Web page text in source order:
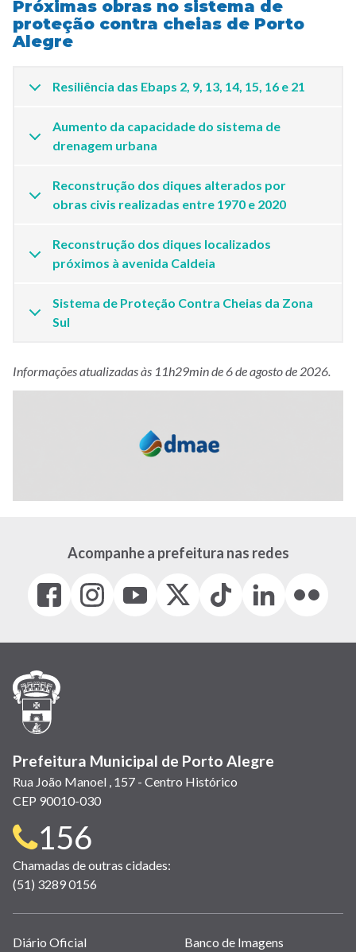
Próximas obras no sistema de
proteção contra cheias de Porto
Alegre
Resiliência das Ebaps 2, 9, 13, 14, 15, 16 e 21
Aumento da capacidade do sistema de
drenagem urbana
Reconstrução dos diques alterados por
obras civis realizadas entre 1970 e 2020
Reconstrução dos diques localizados
próximos à avenida Caldeia
Sistema de Proteção Contra Cheias da Zona
Sul
Informações atualizadas às 11h29min de 6 de agosto de 2026.
Acompanhe a prefeitura nas redes
Facebook
(link
em
janela)
Instagram
(link
em
(link
em
(Antigo
(link
Tiktok
(link
em
LinkedIn
(link
em
(link
em
Prefeitura Municipal de Porto Alegre
Rua João Manoel , 157 - Centro Histórico
CEP 90010-030
Telefone
para
contato:
156
Chamadas de outras cidades:
(51) 3289 0156
Links
Diário Oficial Banco de Imagens